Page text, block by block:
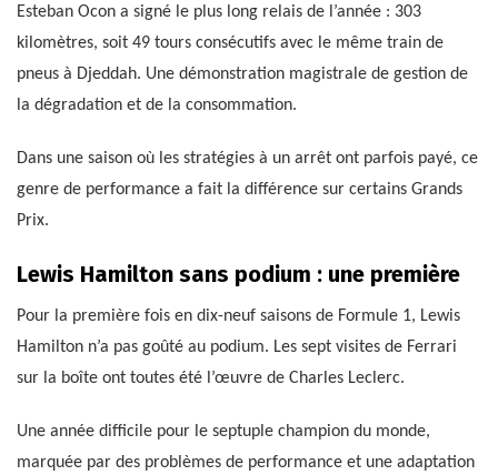
Esteban Ocon a signé le plus long relais de l’année : 303
kilomètres, soit 49 tours consécutifs avec le même train de
pneus à Djeddah. Une démonstration magistrale de gestion de
la dégradation et de la consommation.
Dans une saison où les stratégies à un arrêt ont parfois payé, ce
genre de performance a fait la différence sur certains Grands
Prix.
Lewis Hamilton sans podium : une première
Pour la première fois en dix-neuf saisons de Formule 1, Lewis
Hamilton n’a pas goûté au podium. Les sept visites de Ferrari
sur la boîte ont toutes été l’œuvre de Charles Leclerc.
Une année difficile pour le septuple champion du monde,
marquée par des problèmes de performance et une adaptation